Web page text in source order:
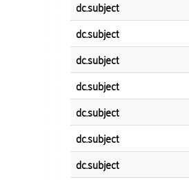
dc.subject
dc.subject
dc.subject
dc.subject
dc.subject
dc.subject
dc.subject